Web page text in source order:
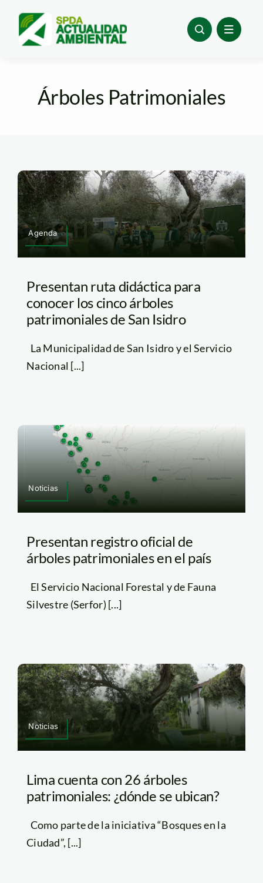
content
Árboles Patrimoniales
Agenda
Presentan ruta didáctica para
conocer los cinco árboles
patrimoniales de San Isidro
La Municipalidad de San Isidro y el Servicio
Nacional [...]
Noticias
Presentan registro oficial de
árboles patrimoniales en el país
El Servicio Nacional Forestal y de Fauna
Silvestre (Serfor) [...]
Noticias
Lima cuenta con 26 árboles
patrimoniales: ¿dónde se ubican?
Como parte de la iniciativa “Bosques en la
Ciudad”, [...]